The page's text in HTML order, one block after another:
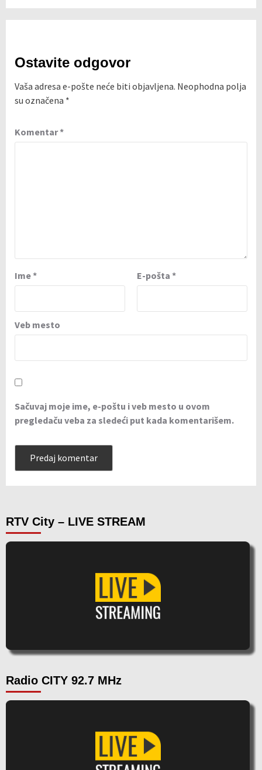
Ostavite odgovor
Vaša adresa e-pošte neće biti objavljena. Neophodna polja
su označena *
Komentar*
Ime* E-pošta *
Veb mesto
Sačuvaj moje ime, e-poštu i veb mesto u ovom
pregledaču veba za sledeći put kada komentarišem.
RTV City – LIVE STREAM
Radio CITY 92.7 MHz